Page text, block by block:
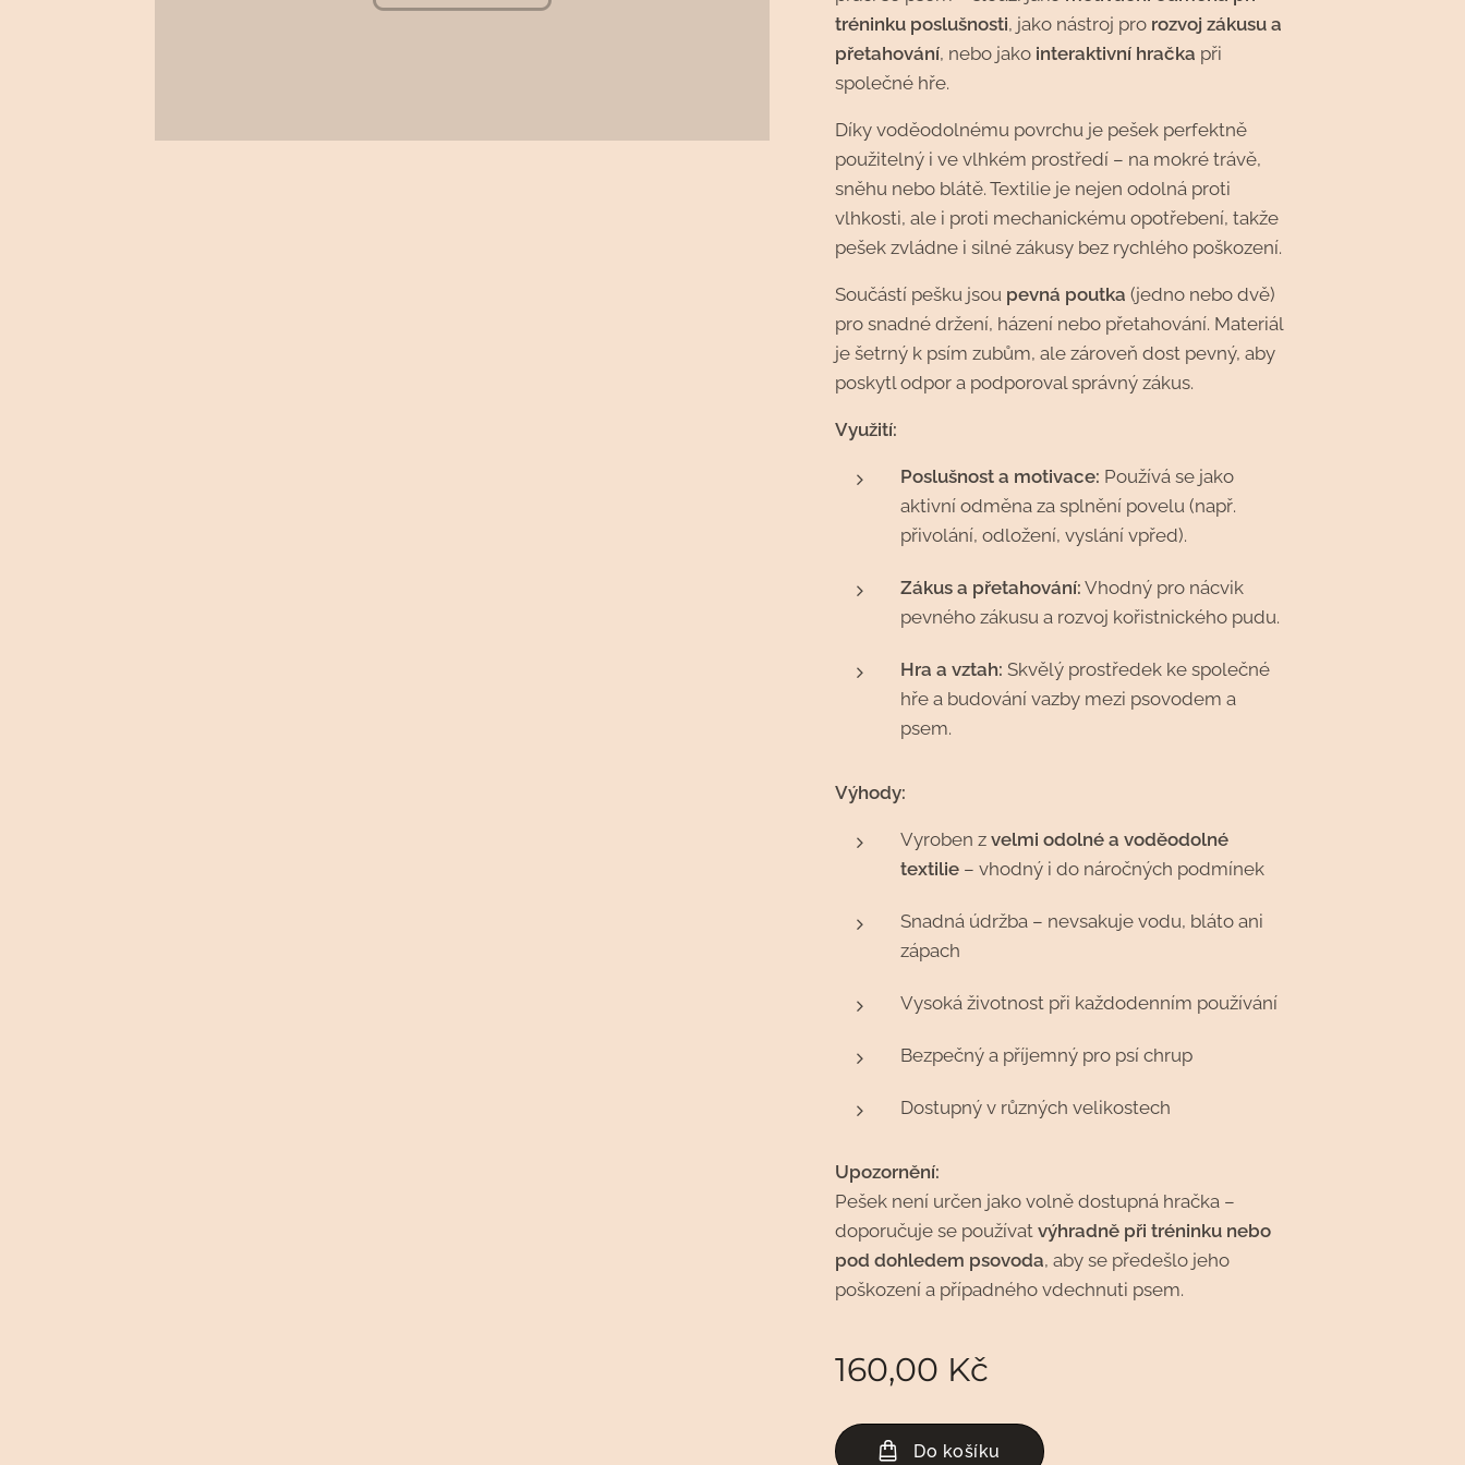
tréninku poslušnosti, jako nástroj pro rozvoj zákusu a
přetahování, nebo jako interaktivní hračka při
společné hře.
Díky voděodolnému povrchu je pešek perfektně
použitelný i ve vlhkém prostředí – na mokré trávě,
sněhu nebo blátě. Textilie je nejen odolná proti
vlhkosti, ale i proti mechanickému opotřebení, takže
pešek zvládne i silné zákusy bez rychlého poškození.
Součástí pešku jsou pevná poutka (jedno nebo dvě)
pro snadné držení, házení nebo přetahování. Materiál
je šetrný k psím zubům, ale zároveň dost pevný, aby
poskytl odpor a podporoval správný zákus.
Využití:
Poslušnost a motivace: Používá se jako
aktivní odměna za splnění povelu (např.
přivolání, odložení, vyslání vpřed).
Zákus a přetahování: Vhodný pro nácvik
pevného zákusu a rozvoj kořistnického pudu.
Hra a vztah: Skvělý prostředek ke společné
hře a budování vazby mezi psovodem a
psem.
Výhody:
Vyroben zvelmi odolné a voděodolné
textilie – vhodný i do náročných podmínek
Snadná údržba – nevsakuje vodu, bláto ani
zápach
Vysoká životnost při každodenním používání
Bezpečný a příjemný pro psí chrup
Dostupný v různých velikostech
Upozornění:
Pešek není určen jako volně dostupná hračka –
doporučuje se používatvýhradně při tréninku nebo
pod dohledem psovoda, aby se předešlo jeho
poškození a případného vdechnuti psem.
160,00 Kč
Do košíku